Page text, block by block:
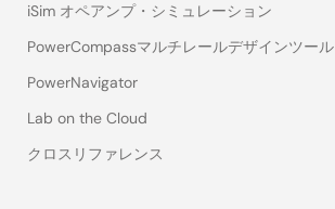
iSim オペアンプ・シミュレーション
PowerCompassマルチレールデザインツール
PowerNavigator
Lab on the Cloud
クロスリファレンス